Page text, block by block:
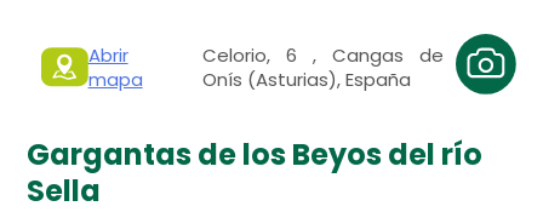
Abrir
mapa
Celorio, 6 , Cangas de
Onís (Asturias), España
Gargantas de los Beyos del río
Sella